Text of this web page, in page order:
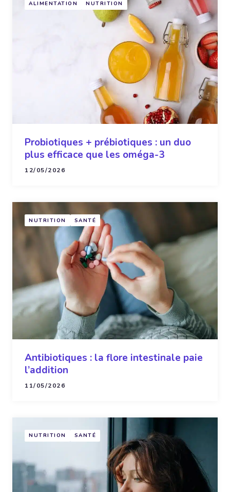
ALIMENTATION NUTRITION
Probiotiques + prébiotiques : un duo
plus efficace que les oméga-3
12/05/2026
NUTRITION SANTÉ
Antibiotiques : la flore intestinale paie
l’addition
11/05/2026
NUTRITION SANTÉ